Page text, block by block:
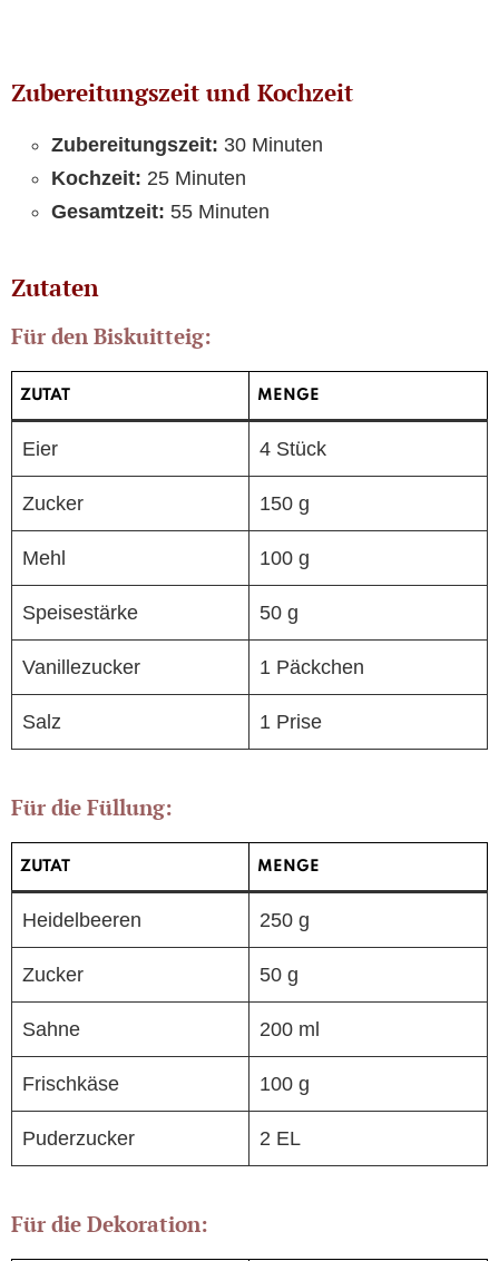
Zubereitungszeit und Kochzeit
Zubereitungszeit: 30 Minuten
Kochzeit: 25 Minuten
Gesamtzeit: 55 Minuten
Zutaten
Für den Biskuitteig:
ZUTAT MENGE
Eier 4 Stück
Zucker 150 g
Mehl 100 g
Speisestärke 50 g
Vanillezucker 1 Päckchen
Salz 1 Prise
Für die Füllung:
ZUTAT MENGE
Heidelbeeren 250 g
Zucker 50 g
Sahne 200 ml
Frischkäse 100 g
Puderzucker 2 EL
Für die Dekoration: